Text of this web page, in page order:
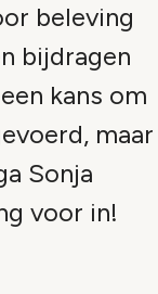
beleving
bijdragen
kans om
maar
Sonja
voor in!